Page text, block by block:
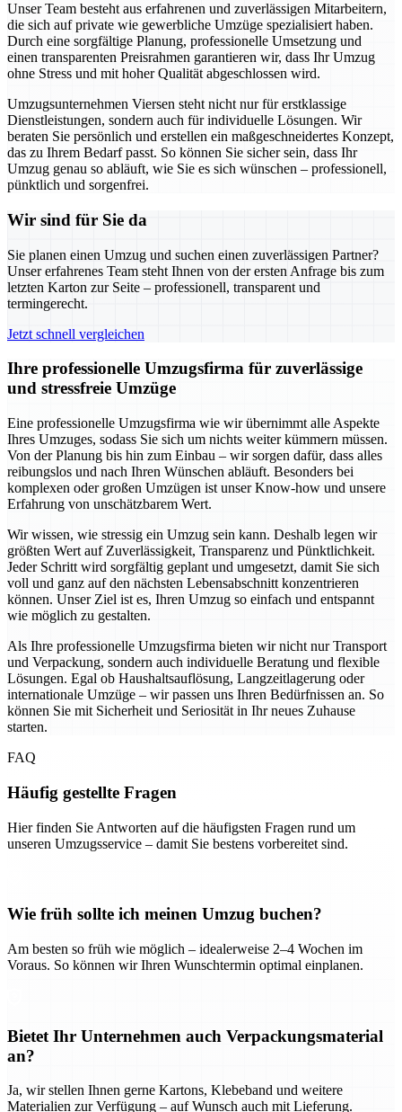
Unser Team besteht aus erfahrenen und zuverlässigen Mitarbeitern,
die sich auf private wie gewerbliche Umzüge spezialisiert haben.
Durch eine sorgfältige Planung, professionelle Umsetzung und
einen transparenten Preisrahmen garantieren wir, dass Ihr Umzug
ohne Stress und mit hoher Qualität abgeschlossen wird.
Umzugsunternehmen Viersen steht nicht nur für erstklassige
Dienstleistungen, sondern auch für individuelle Lösungen. Wir
beraten Sie persönlich und erstellen ein maßgeschneidertes Konzept,
das zu Ihrem Bedarf passt. So können Sie sicher sein, dass Ihr
Umzug genau so abläuft, wie Sie es sich wünschen – professionell,
pünktlich und sorgenfrei.
Wir sind für Sie da
Sie planen einen Umzug und suchen einen zuverlässigen Partner?
Unser erfahrenes Team steht Ihnen von der ersten Anfrage bis zum
letzten Karton zur Seite – professionell, transparent und
termingerecht.
Jetzt schnell vergleichen
Ihre professionelle Umzugsfirma für zuverlässige
und stressfreie Umzüge
Eine professionelle Umzugsfirma wie wir übernimmt alle Aspekte
Ihres Umzuges, sodass Sie sich um nichts weiter kümmern müssen.
Von der Planung bis hin zum Einbau – wir sorgen dafür, dass alles
reibungslos und nach Ihren Wünschen abläuft. Besonders bei
komplexen oder großen Umzügen ist unser Know-how und unsere
Erfahrung von unschätzbarem Wert.
Wir wissen, wie stressig ein Umzug sein kann. Deshalb legen wir
größten Wert auf Zuverlässigkeit, Transparenz und Pünktlichkeit.
Jeder Schritt wird sorgfältig geplant und umgesetzt, damit Sie sich
voll und ganz auf den nächsten Lebensabschnitt konzentrieren
können. Unser Ziel ist es, Ihren Umzug so einfach und entspannt
wie möglich zu gestalten.
Als Ihre professionelle Umzugsfirma bieten wir nicht nur Transport
und Verpackung, sondern auch individuelle Beratung und flexible
Lösungen. Egal ob Haushaltsauflösung, Langzeitlagerung oder
internationale Umzüge – wir passen uns Ihren Bedürfnissen an. So
können Sie mit Sicherheit und Seriosität in Ihr neues Zuhause
starten.
FAQ
Häufig gestellte Fragen
Hier finden Sie Antworten auf die häufigsten Fragen rund um
unseren Umzugsservice – damit Sie bestens vorbereitet sind.
Wie früh sollte ich meinen Umzug buchen?
Am besten so früh wie möglich – idealerweise 2–4 Wochen im
Voraus. So können wir Ihren Wunschtermin optimal einplanen.
Bietet Ihr Unternehmen auch Verpackungsmaterial
an?
Ja, wir stellen Ihnen gerne Kartons, Klebeband und weitere
Materialien zur Verfügung – auf Wunsch auch mit Lieferung.